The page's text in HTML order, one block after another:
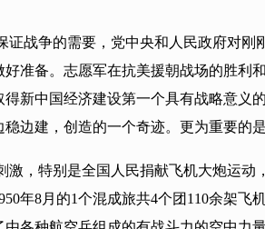
战争的需要，党中央和人民政府对
准备。志愿军在抗美援朝战场的胜
新中国经济建设第一个具有战略意
边建，创造的一个奇迹。更为重要的
激，特别是全国人民捐献飞机大炮运
年8月的1个混成旅共4个团110余架